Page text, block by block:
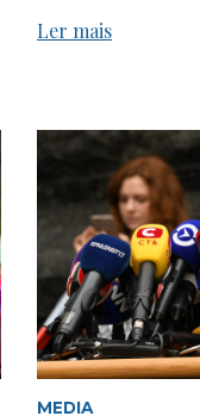
Ler mais
MEDIA